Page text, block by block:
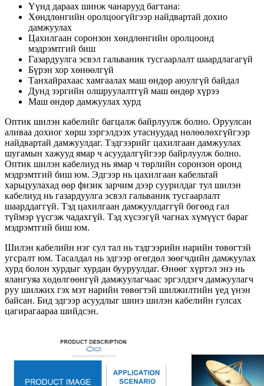
Үүнд дараах шинж чанарууд багтана:
Хөндлөнгийн оролцоогүйгээр найдвартай дохио
дамжуулах
Цахилгаан соронзон хөндлөнгийн оролцоонд
мэдрэмтгий биш
Газардуулга эсвэл гальваник тусгаарлалт шаардлагагүй
Бүрэн хор хөнөөлгүй
Танхайрахаас хамгаалах маш өндөр аюулгүй байдал
Дунд зэргийн олшруулалтгүй маш өндөр хүрээ
Маш өндөр дамжуулах хурд
Оптик шилэн кабелийг багцалж байрлуулж болно. Оруулсан
аливаа дохиог хөрш зэргэлдээх утаснуудад нөлөөлөхгүйгээр
найдвартай дамжуулдаг. Тэдгээрийг цахилгаан дамжуулах
шугамын хажууд ямар ч асуудалгүйгээр байрлуулж болно.
Оптик шилэн кабелиуд нь ямар ч төрлийн соронзон оронд
мэдрэмтгий биш юм. Эдгээр нь цахилгаан кабельтай
харьцуулахад өөр физик зарчим дээр суурилдаг тул шилэн
кабелиуд нь газардуулга эсвэл гальваник тусгаарлалт
шаарддаггүй. Тэд цахилгаан дамжуулдаггүй бөгөөд гал
түймэр үүсгэж чадахгүй. Тэд хүсээгүй чагнах хүмүүст бараг
мэдрэмтгий биш юм.
Шилэн кабелийн нэг сул тал нь тэдгээрийн нарийн төвөгтэй
угсралт юм. Тасалдал нь эдгээр өгөгдөл зөөгчдийн дамжуулах
хурд болон хурдыг хурдан бууруулдаг. Өнөөг хүртэл энэ нь
ялангуяа хөдөлгөөнгүй дамжуулагчаас эргэлдэгч дамжуулагч
руу шилжих гэх мэт нарийн төвөгтэй шилжилтийн үед үнэн
байсан. Бид эдгээр асуудлыг шинэ шилэн кабелийн гулсах
цагирагаараа шийдсэн.